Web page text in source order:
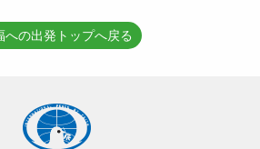
への出発トップへ戻る